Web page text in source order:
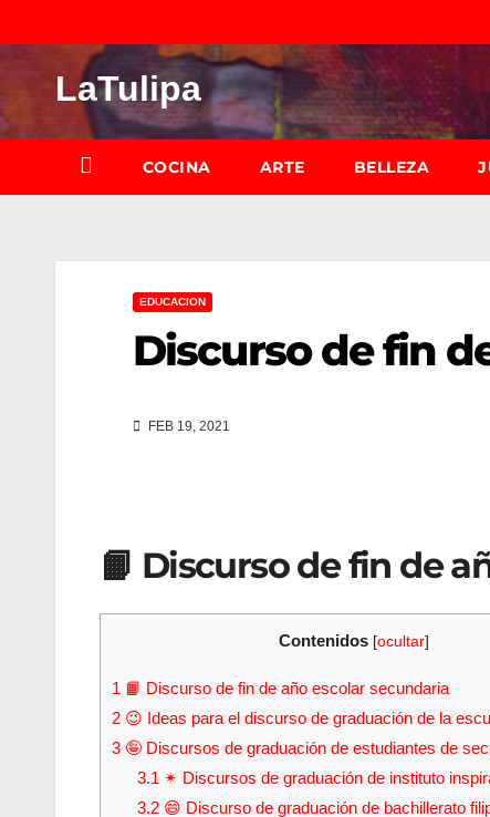
al
contenidoLaTulipa
COCINA ARTE BELLEZA
EDUCACION
Discurso de fin
FEB 19, 2021
📙 Discurso de fin de
Contenidos [ocultar]
1 📙 Discurso de fin de año escolar secundaria
2 😉 Ideas para el discurso de graduación de la
3 🤪 Discursos de graduación de estudiantes de
3.1 ✴ Discursos de graduación de instituto
3.2😄 Discurso de graduación de bachillerato